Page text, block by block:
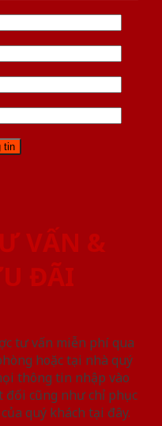
VẤN &
ĐÃI
tư vấn miễn phí qua
hoặc tại nhà quý
thông tin nhập vào
đối cũng như chỉ phục
quý khách tại đây.